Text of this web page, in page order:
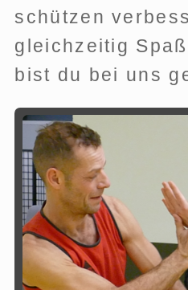
schützen
gleichzeitig
bist du bei uns